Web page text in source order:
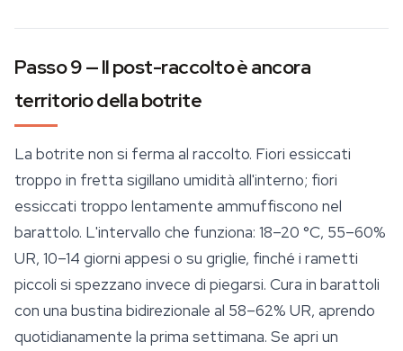
Passo 9 — Il post-raccolto è ancora
territorio della botrite
La botrite non si ferma al raccolto. Fiori essiccati
troppo in fretta sigillano umidità all'interno; fiori
essiccati troppo lentamente ammuffiscono nel
barattolo. L'intervallo che funziona: 18–20 °C, 55–60%
UR, 10–14 giorni appesi o su griglie, finché i rametti
piccoli si spezzano invece di piegarsi. Cura in barattoli
con una bustina bidirezionale al 58–62% UR, aprendo
quotidianamente la prima settimana. Se apri un